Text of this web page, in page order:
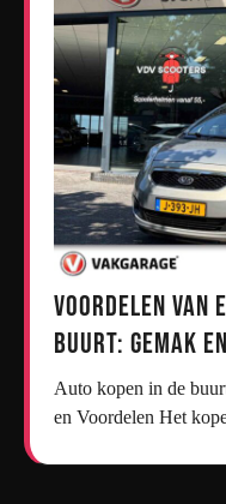
Voordelen van
Buurt: Gemak
Auto kopen in de buurt Auto kopen in de buurt: Gemak
en Voordelen Het